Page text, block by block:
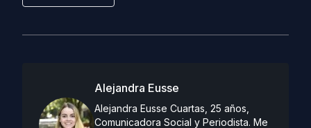
Alejandra Eusse
Alejandra Eusse Cuartas, 25 años,
Comunicadora Social y Periodista. Me